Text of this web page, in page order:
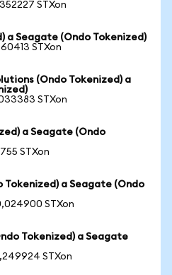
STXon
a Seagate (Ondo Tokenized)
STXon
(Ondo Tokenized) a
STXon
a Seagate (Ondo
STXon
Tokenized) a Seagate (Ondo
STXon
Tokenized) a Seagate
STXon